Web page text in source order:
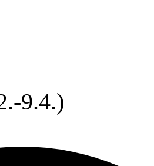
9.4.)